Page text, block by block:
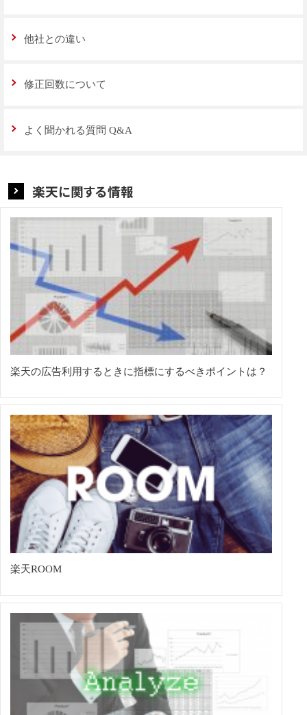
他社との違い
修正回数について
よく聞かれる質問 Q&A
楽天に関する情報
楽天の広告利用するときに指標にするべきポイントは？
楽天ROOM